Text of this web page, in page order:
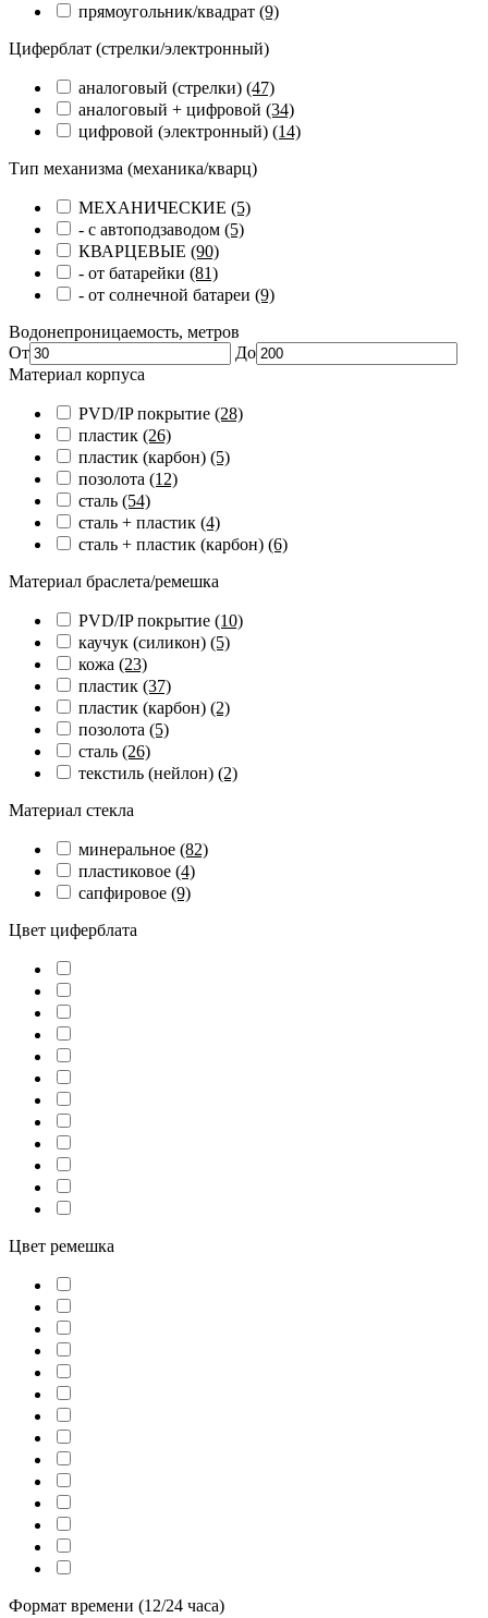
прямоугольник/квадрат (9)
Циферблат (стрелки/электронный)
аналоговый (стрелки) (47)
аналоговый + цифровой (34)
цифровой (электронный) (14)
Тип механизма (механика/кварц)
МЕХАНИЧЕСКИЕ (5)
- с автоподзаводом (5)
КВАРЦЕВЫЕ (90)
- от батарейки (81)
- от солнечной батареи (9)
Водонепроницаемость, метров
От
До
Материал корпуса
PVD/IP покрытие (28)
пластик (26)
пластик (карбон) (5)
позолота (12)
сталь (54)
сталь + пластик (4)
сталь + пластик (карбон) (6)
Материал браслета/ремешка
PVD/IP покрытие (10)
каучук (силикон) (5)
кожа (23)
пластик (37)
пластик (карбон) (2)
позолота (5)
сталь (26)
текстиль (нейлон) (2)
Материал стекла
минеральное (82)
пластиковое (4)
сапфировое (9)
Цвет циферблата
Цвет ремешка
Формат времени (12/24 часа)